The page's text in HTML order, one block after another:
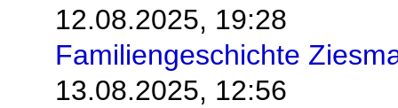
12.08.2025, 19:28
Familiengeschichte
13.08.2025, 12:56